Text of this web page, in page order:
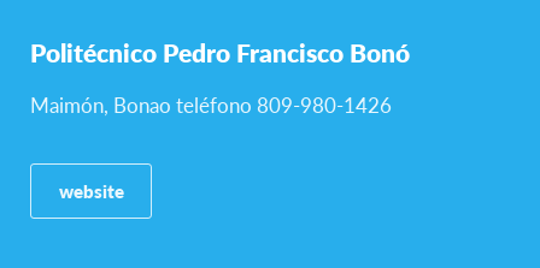
Politécnico Pedro Francisco Bonó
Maimón, Bonao teléfono 809-980-1426
website